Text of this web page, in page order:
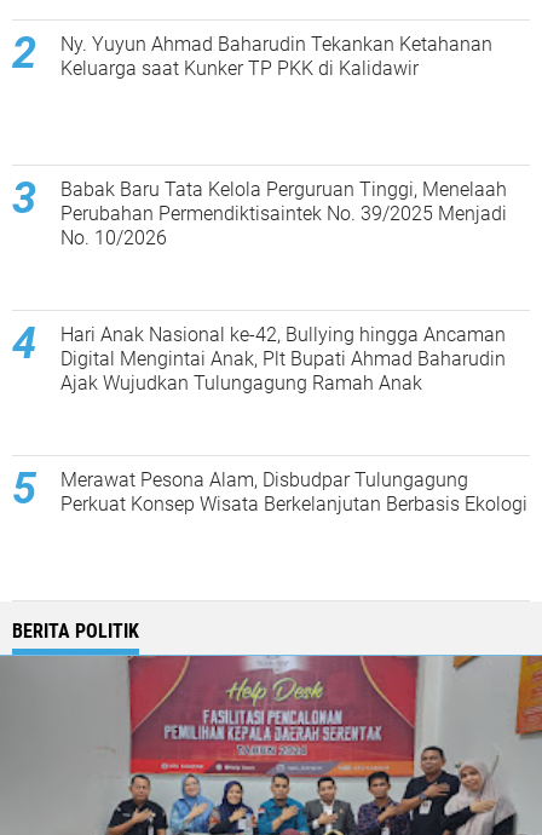
Ny. Yuyun Ahmad Baharudin Tekankan Ketahanan
Keluarga saat Kunker TP PKK di Kalidawir
Babak Baru Tata Kelola Perguruan Tinggi, Menelaah
Perubahan Permendiktisaintek No. 39/2025 Menjadi
No. 10/2026
Hari Anak Nasional ke-42, Bullying hingga Ancaman
Digital Mengintai Anak, Plt Bupati Ahmad Baharudin
Ajak Wujudkan Tulungagung Ramah Anak
Merawat Pesona Alam, Disbudpar Tulungagung
Perkuat Konsep Wisata Berkelanjutan Berbasis Ekologi
BERITA POLITIK